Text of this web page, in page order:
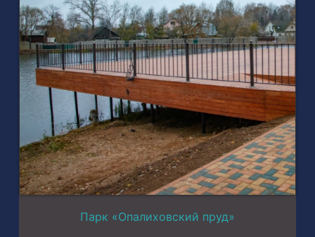
Парк «Опалиховский пруд»